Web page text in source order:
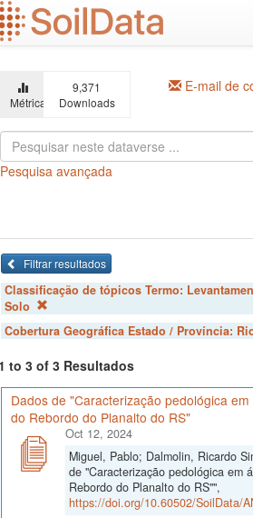
Ir
para
o
principal
Métricas
9,371
Downloads
E-mail de
Pesquisa avançada
Filtrar resultados
Classificação de tópicos Termo:
Solo
Cobertura Geográfica Estado / Província:
to 3 of 3 Resultados
Dados de "Caracterização pedológica
do Rebordo do Planalto do RS"
Oct 12, 2024
Miguel, Pablo; Dalmolin, Ricardo
de "Caracterização pedológica em
Rebordo do Planalto do RS"",
https://doi.org/10.60502/SoilData/